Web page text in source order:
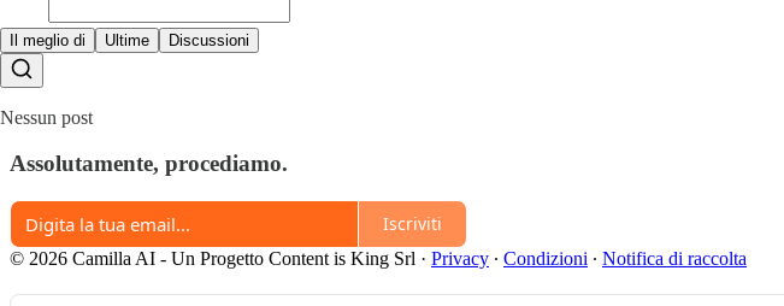
Il meglio di Ultime Discussioni
Nessun post
Assolutamente, procediamo.
Iscriviti
© 2026 Camilla AI - Un Progetto Content is King Srl · Privacy ∙ Condizioni ∙ Notifica di raccolta